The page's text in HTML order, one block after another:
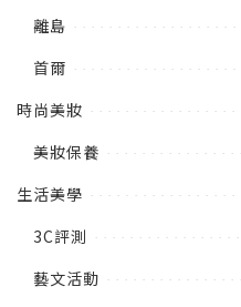
離島
首爾
時尚美妝
美妝保養
生活美學
3C評測
藝文活動